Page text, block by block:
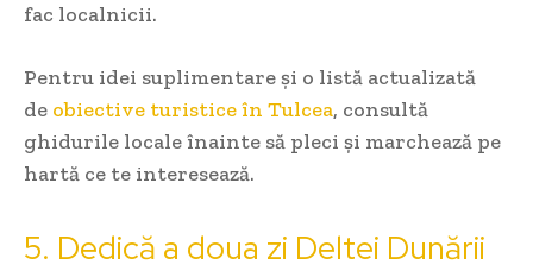
fac localnicii.
Pentru idei suplimentare și o listă actualizată
de obiective turistice în Tulcea, consultă
ghidurile locale înainte să pleci și marchează pe
hartă ce te interesează.
5. Dedică a doua zi Deltei Dunării